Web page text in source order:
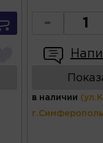
-
в наличии